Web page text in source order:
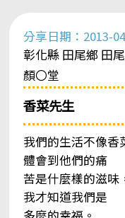
分享日期：2013-
彰化縣 田尾鄉 田
顏〇堂
香菜先生
我們的生活不像香
體會到他們的痛
苦是什麼樣的滋味
我才知道我們是